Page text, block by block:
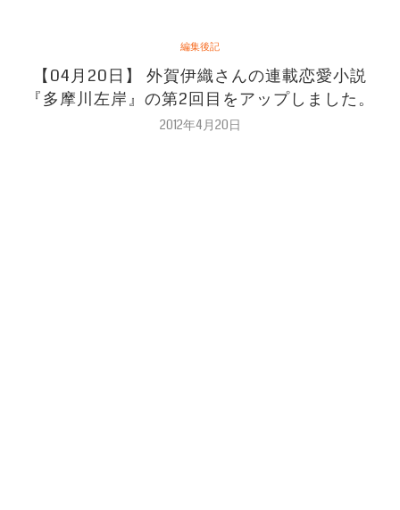
編集後記
【04月20日】 外賀伊織さんの連載恋愛小説
『多摩川左岸』の第2回目をアップしました。
2012年4月20日